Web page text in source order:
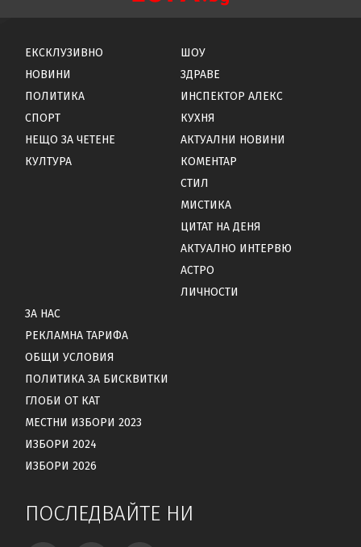
ЕКСКЛУЗИВНО
НОВИНИ
ПОЛИТИКА
СПОРТ
НЕЩО ЗА ЧЕТЕНЕ
КУЛТУРА
ШОУ
ЗДРАВЕ
ИНСПЕКТОР АЛЕКС
КУХНЯ
АКТУАЛНИ НОВИНИ
КОМЕНТАР
СТИЛ
МИСТИКА
ЦИТАТ НА ДЕНЯ
АКТУАЛНО ИНТЕРВЮ
АСТРО
ЛИЧНОСТИ
ЗА НАС
РЕКЛАМНА ТАРИФА
ОБЩИ УСЛОВИЯ
ПОЛИТИКА ЗА БИСКВИТКИ
ГЛОБИ ОТ КАТ
МЕСТНИ ИЗБОРИ 2023
ИЗБОРИ 2024
ИЗБОРИ 2026
ПОСЛЕДВАЙТЕ НИ